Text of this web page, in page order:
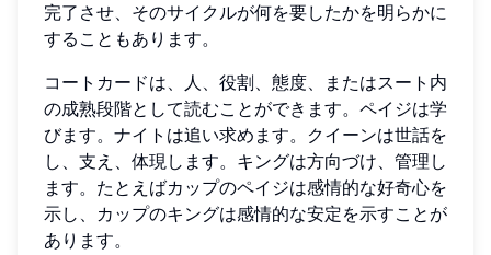
完了させ、そのサイクルが何を要したかを明らかに
することもあります。
コートカードは、人、役割、態度、またはスート内
の成熟段階として読むことができます。ペイジは学
びます。ナイトは追い求めます。クイーンは世話を
し、支え、体現します。キングは方向づけ、管理し
ます。たとえばカップのペイジは感情的な好奇心を
示し、カップのキングは感情的な安定を示すことが
あります。